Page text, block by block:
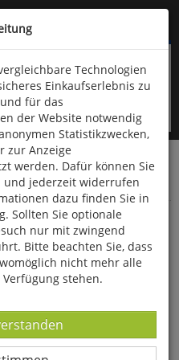
960
Zeitschriften
Wölfe
Technologien
Einkaufserlebnis zu
für das
der Website notwendig
Statistikzwecken,
zur Anzeige
werden. Dafür können Sie
jederzeit widerrufen
dazu finden Sie in
Sollten Sie optionale
nur mit zwingend
Bitte beachten Sie, dass
nicht mehr alle
stehen.
-